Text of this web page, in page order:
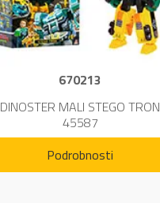
670213
DINOSTER MALI STEGO TRON
45587
Podrobnosti